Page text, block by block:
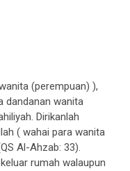
(perempuan) ),
dandanan wanita
Dirikanlah
( wahai para wanita
Al-Ahzab: 33).
rumah walaupun